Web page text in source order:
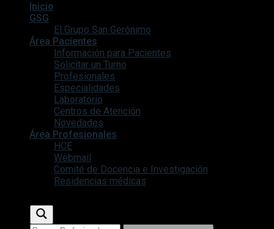
Inicio
GSG
El Grupo San Gerónimo
Área Pacientes
Información para Pacientes
Solicitar un Turno
Profesionales
Especialidades
Laboratorio
Centros de Atención
Novedades
Área Profesionales
HCE
Webmail
Comité de Docencia e Investigación
Residencias médicas